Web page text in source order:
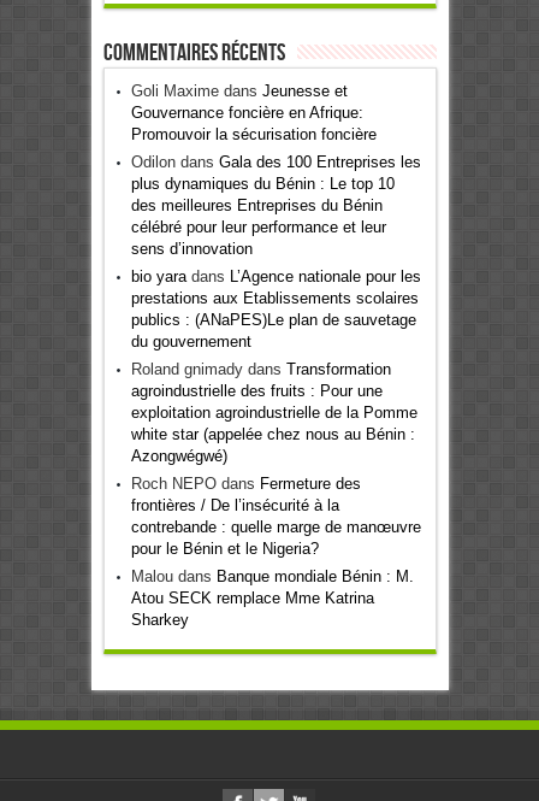
Commentaires récents
Goli Maximedans Jeunesse et
Gouvernance foncière en Afrique:
Promouvoir la sécurisation foncière
Odilondans Gala des 100 Entreprises les
plus dynamiques du Bénin : Le top 10
des meilleures Entreprises du Bénin
célébré pour leur performance et leur
sens d’innovation
bio yaradans
L’Agence nationale pour les
prestations aux Etablissements scolaires
publics : (ANaPES)Le plan de sauvetage
du gouvernement
Roland gnimadydans Transformation
agroindustrielle des fruits : Pour une
exploitation agroindustrielle de la Pomme
white star (appelée chez nous au Bénin :
Azongwégwé)
Roch NEPOdans Fermeture des
frontières / De l’insécurité à la
contrebande : quelle marge de manœuvre
pour le Bénin et le Nigeria?
Maloudans Banque mondiale Bénin : M.
Atou SECK remplace Mme Katrina
Sharkey